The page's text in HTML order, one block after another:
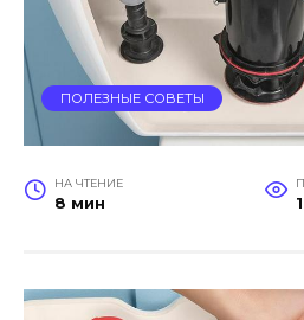
ПОЛЕЗНЫЕ СОВЕТЫ
НА ЧТЕНИЕ
8 мин